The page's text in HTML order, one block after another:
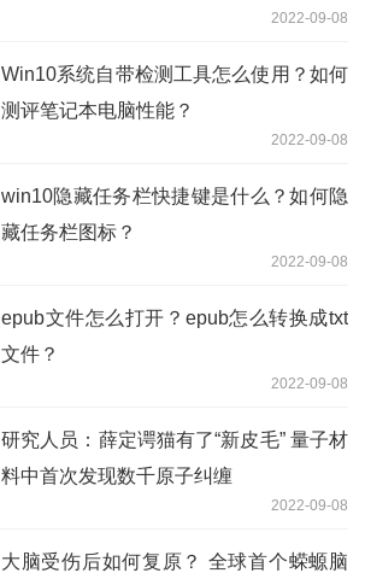
2022-09-08
Win10系统自带检测工具怎么使用？如何
测评笔记本电脑性能？
2022-09-08
win10隐藏任务栏快捷键是什么？如何隐
藏任务栏图标？
2022-09-08
epub文件怎么打开？epub怎么转换成txt
文件？
2022-09-08
研究人员：薛定谔猫有了“新皮毛” 量子材
料中首次发现数千原子纠缠
2022-09-08
大脑受伤后如何复原？ 全球首个蝾螈脑